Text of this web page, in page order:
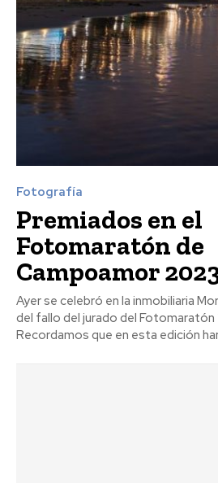
Fotografía
Premiados en el
Fotomaratón de
Campoamor
Ayer se celebró en la inmobiliaria
del fallo del jurado del
Recordamos que en esta edición